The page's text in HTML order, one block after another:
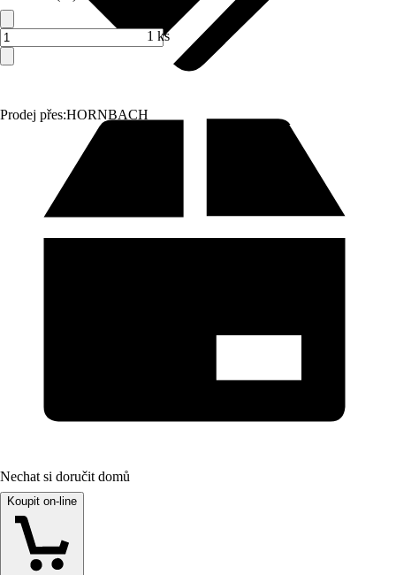
Prodej přes:HORNBACH
1 ks
Nechat si doručit domů
Koupit on-line